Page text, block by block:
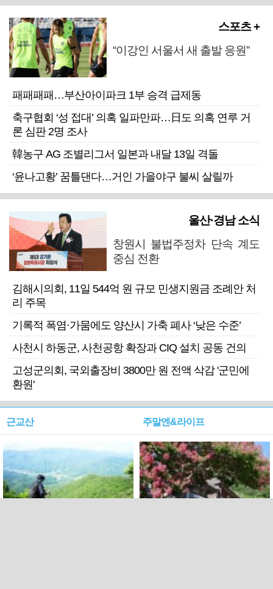
스포츠 +
“이강인 서울서 새 출발 응원”
패패패패…부산아이파크 1부 승격 급제동
축구협회 ‘성 접대’ 의혹 일파만파…日도 의혹 연루 거
론 심판 2명 조사
韓농구 AG 조별리그서 일본과 내달 13일 격돌
‘윤나고황’ 꿈틀댄다…거인 가을야구 불씨 살릴까
울산·경남 소식
창원시 불법주정차 단속 계도
중심 전환
김해시의회, 11일 544억 원 규모 민생지원금 조례안 처
리 주목
기록적 폭염·가뭄에도 양산시 가축 폐사 ‘낮은 수준’
사천시 하동군, 사천공항 확장과 CIQ 설치 공동 건의
고성군의회, 국외출장비 3800만 원 전액 삭감 '군민에
환원'
근교산 주말엔&라이프